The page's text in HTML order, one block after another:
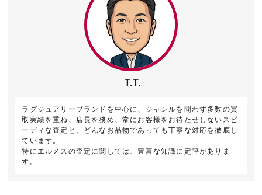
T.T.
ラグジュアリーブランドを中心に、ジャンルを問わず多数の買
取実績を重ね、店長を務め、常にお客様をお待たせしないスピ
ーディな査定と、どんなお品物であっても丁寧な対応を徹底し
ています。
特にエルメスの査定に関しては、豊富な知識に定評がありま
す。